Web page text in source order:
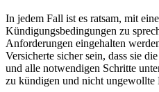
In jedem Fall ist es ratsam, mit
Kündigungsbedingungen zu
Anforderungen eingehalten
Versicherte sicher sein, dass sie
und alle notwendigen Schritte
zu kündigen und nicht ungewollte